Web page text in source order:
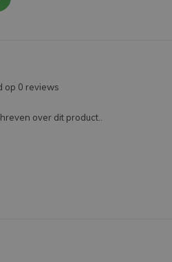
op 0 reviews
over dit product..